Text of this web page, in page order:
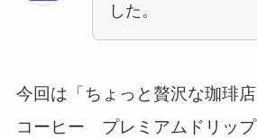
した。
今回は「ちょっと贅沢な珈琲
コーヒー プレミアムドリッ